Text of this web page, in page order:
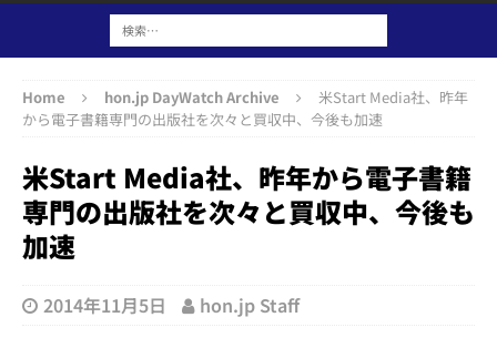
Home hon.jp DayWatch Archive
米Start Media社、昨年
から電子書籍専門の出版社を次々と買収中、今後も加速
米Start Media社、昨年から電子書籍
専門の出版社を次々と買収中、今後も
加速
2014年11月5日 hon.jp Staff